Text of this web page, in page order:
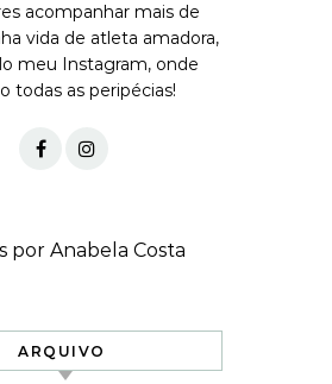
acompanhar mais de
vida de atleta amadora,
meu Instagram, onde
todas as peripécias!
por Anabela Costa
ARQUIVO